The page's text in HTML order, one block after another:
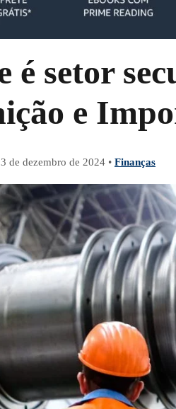
é setor
e
de dezembro de 2024 • Finanças